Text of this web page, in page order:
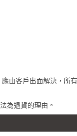
由客戶出面解決，所
為退貨的理由。